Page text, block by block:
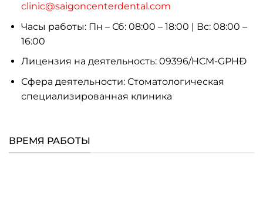
clinic@saigoncenterdental.com
Часы работы: Пн – Сб: 08:00 – 18:00 | Вс: 08:00 –
16:00
Лицензия на деятельность: 09396/HCM-GPHĐ
Сфера деятельности: Стоматологическая
специализированная клиника
ВРЕМЯ РАБОТЫ